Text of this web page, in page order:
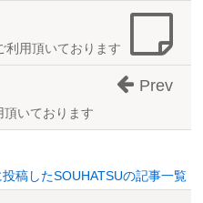
利用頂いております
いております
Prev
稿したSOUHATSUの記事一覧